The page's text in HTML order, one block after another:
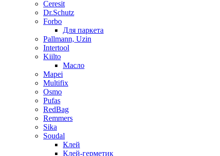
Ceresit
Dr.Schutz
Forbo
Для паркета
Pallmann, Uzin
Intertool
Kiilto
Масло
Mapei
Multifix
Osmo
Pufas
RedBag
Remmers
Sika
Soudal
Клей
Клей-герметик